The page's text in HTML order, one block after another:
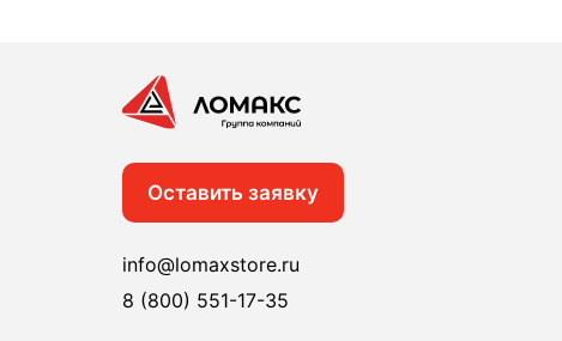
Оставить заявку
info@lomaxstore.ru
8 (800) 551-17-35